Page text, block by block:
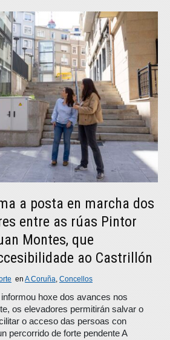
a posta en marcha dos
entre as rúas Pintor
Montes, que
ao Castrillón
en A Coruña Concellos
hoxe dos avances nos
os elevadores permitirán salvar o
o acceso das persoas con
percorrido de forte pendente A